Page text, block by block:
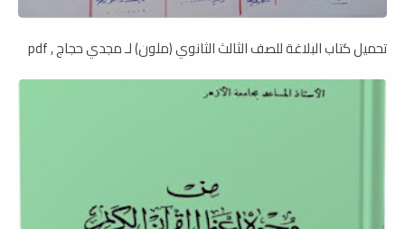
تحميل كتاب البلاغة للصف الثالث الثانوي (ملون) لـ مجدي حجاج , pdf